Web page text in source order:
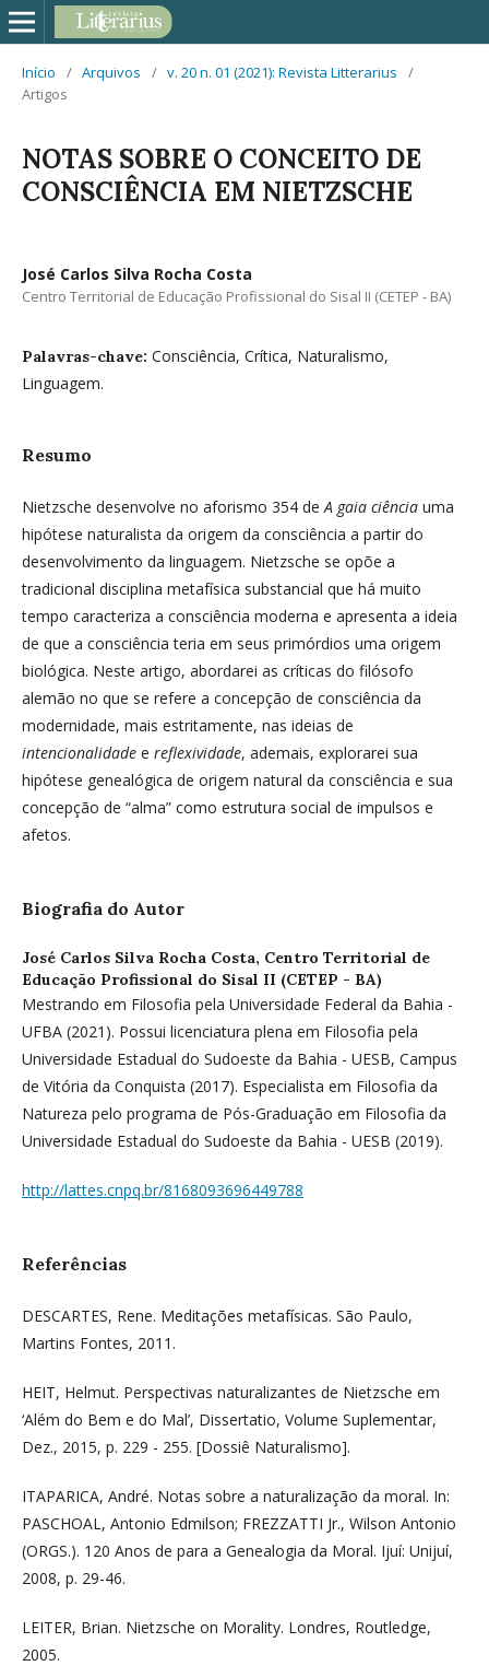
Início / Arquivos / v. 20 n. 01 (2021): Revista Litterarius
/
Artigos
NOTAS SOBRE O CONCEITO DE
CONSCIÊNCIA EM NIETZSCHE
José Carlos Silva Rocha Costa
Centro Territorial de Educação Profissional do Sisal II (CETEP - BA)
Palavras-chave: Consciência, Crítica, Naturalismo,
Linguagem.
Resumo
Nietzsche desenvolve no aforismo 354 deA gaia ciência uma
hipótese naturalista da origem da consciência a partir do
desenvolvimento da linguagem. Nietzsche se opõe a
tradicional disciplina metafísica substancial que há muito
tempo caracteriza a consciência moderna e apresenta a ideia
de que a consciência teria em seus primórdios uma origem
biológica. Neste artigo, abordarei as críticas do filósofo
alemão no que se refere a concepção de consciência da
modernidade, mais estritamente, nas ideias de
intencionalidade e reflexividade, ademais, explorarei sua
hipótese genealógica de origem natural da consciência e sua
concepção de “alma” como estrutura social de impulsos e
afetos.
Biografia do Autor
José Carlos Silva Rocha Costa, Centro Territorial de
Educação Profissional do Sisal II (CETEP - BA)
Mestrando em Filosofia pela Universidade Federal da Bahia -
UFBA (2021). Possui licenciatura plena em Filosofia pela
Universidade Estadual do Sudoeste da Bahia - UESB, Campus
de Vitória da Conquista (2017). Especialista em Filosofia da
Natureza pelo programa de Pós-Graduação em Filosofia da
Universidade Estadual do Sudoeste da Bahia - UESB (2019).
http://lattes.cnpq.br/8168093696449788
Referências
DESCARTES, Rene. Meditações metafísicas. São Paulo,
Martins Fontes, 2011.
HEIT, Helmut. Perspectivas naturalizantes de Nietzsche em
‘Além do Bem e do Mal’, Dissertatio, Volume Suplementar,
Dez., 2015, p. 229 - 255. [Dossiê Naturalismo].
ITAPARICA, André. Notas sobre a naturalização da moral. In:
PASCHOAL, Antonio Edmilson; FREZZATTI Jr., Wilson Antonio
(ORGS.). 120 Anos de para a Genealogia da Moral. Ijuí: Unijuí,
2008, p. 29-46.
LEITER, Brian. Nietzsche on Morality. Londres, Routledge,
2005.